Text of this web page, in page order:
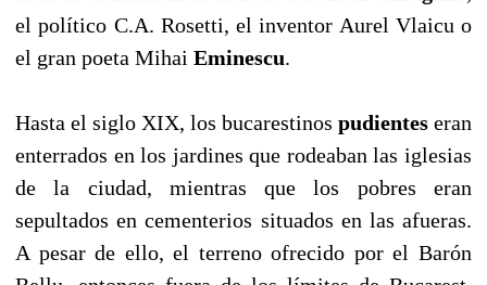
el político C.A. Rosetti, el inventor Aurel Vlaicu o
el gran poeta Mihai Eminescu.
Hasta el siglo XIX, los bucarestinos pudientes eran
enterrados en los jardines que rodeaban las iglesias
de la ciudad, mientras que los pobres eran
sepultados en cementerios situados en las afueras.
A pesar de ello, el terreno ofrecido por el Barón